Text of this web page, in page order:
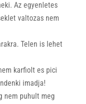
Az egyenletes
valtozas nem
Telen is lehet
karfiolt es pici
imadja!
nem puhult meg